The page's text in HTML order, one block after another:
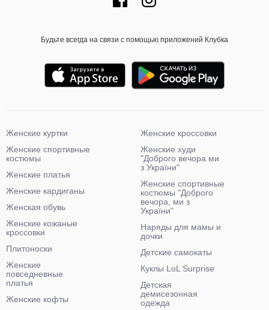
Будьте всегда на связи с помощью приложений Клубка
Женские куртки
Женские спортивные
костюмы
Женские платья
Женские кардиганы
Женская обувь
Женские кожаные
кроссовки
Плитоноски
Женские
повседневные
платья
Женские кофты
Женские кроссовки
Женские худи
"Доброго вечора ми
з України"
Женские спортивные
костюмы "Доброго
вечора, ми з
України"
Наряды для мамы и
дочки
Детские самокаты
Куклы LoL Surprise
Детская
демисезонная
одежда